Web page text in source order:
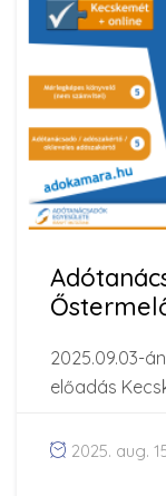
2025.09.03-
előadás
2025. aug.